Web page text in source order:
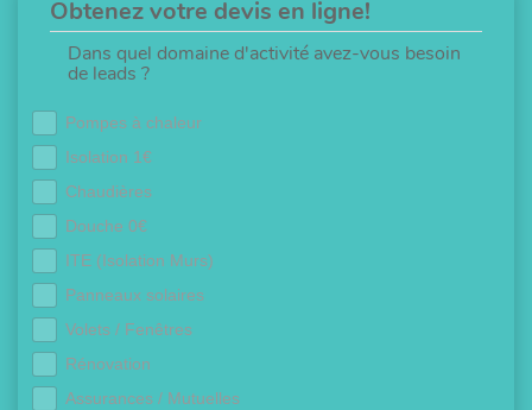
Obtenez votre devis en ligne!
Dans quel domaine d'activité avez-vous besoin
de leads ?
Pompes à chaleur
Isolation 1€
Chaudières
Douche 0€
ITE (Isolation Murs)
Panneaux solaires
Volets / Fenêtres
Rénovation
Assurances / Mutuelles